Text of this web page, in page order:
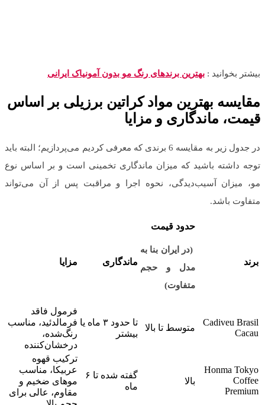
بیشتر بخوانید : بهترین برندهای رنگ مو بدون آمونیاک ایرانی
مقایسه بهترین مواد کراتین برزیلی بر اساس
قیمت، ماندگاری و مزایا
در جدول زیر به مقایسه 6 برندی که معرفی کردیم می‌پردازیم؛ البته باید
توجه داشته باشید که میزان ماندگاری تخمینی است و بر اساس نوع
مو، میزان آسیب‌دیدگی، نحوه اجرا و مراقبت پس از آن می‌تواند
متفاوت باشد.
برند
حدود قیمت
(در ایران بنا به
مدل و حجم
متفاوت)
ماندگاری مزایا
Cadiveu Brasil
Cacau
متوسط تا بالا
تا حدود ۳ ماه یا
بیشتر
فرمول فاقد
فرمالدئید، مناسب
رنگ‌شده،
درخشان‌کننده
Honma Tokyo
Coffee
Premium
بالا
گفته شده تا ۶
ماه
ترکیب قهوه
عربیکا، مناسب
موهای ضخیم و
مقاوم، عالی برای